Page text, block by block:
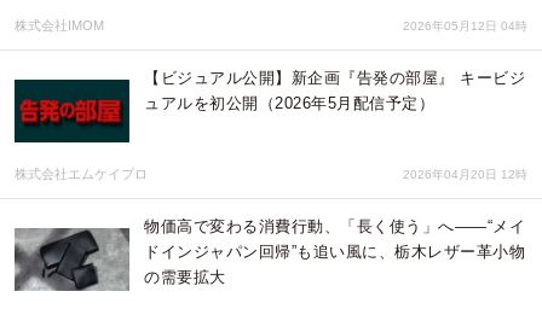
株式会社IMOM 2026年05月12日 04時
【ビジュアル公開】新企画『告発の部屋』 キービジ
ュアルを初公開（2026年5月配信予定）
株式会社エムケイプロ 2026年04月20日 12時
物価高で変わる消費行動、「長く使う」へ——“メイ
ドインジャパン回帰”も追い風に、栃木レザー革小物
の需要拡大